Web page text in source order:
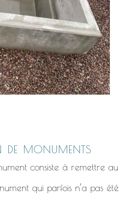
de monuments
consiste à remettre au
qui parfois n’a pas été